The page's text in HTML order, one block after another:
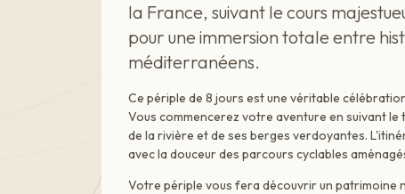
la France, suivant le cours
pour une immersion totale entre
méditerranéens.
Ce périple de 8 jours est une véritable
Vous commencerez votre aventure en suivant
de la rivière et de ses berges verdoyantes.
avec la douceur des parcours cyclables
Votre périple vous fera découvrir un patrimoine